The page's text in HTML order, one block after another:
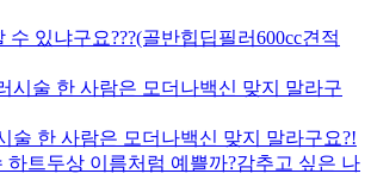
수 있냐구요???(골반힙딥필러600cc견적
술 한 사람은 모더나백신 맞지 말라구요?!